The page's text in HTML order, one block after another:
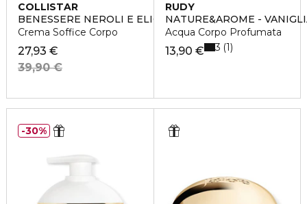
COLLISTAR
BENESSERE NEROLI E ELICRISO
Crema Soffice Corpo
27,93 €
39,90 €
RUDY
NATURE&AROME -
Acqua Corpo Profumata
13,90 € 3 1
30%